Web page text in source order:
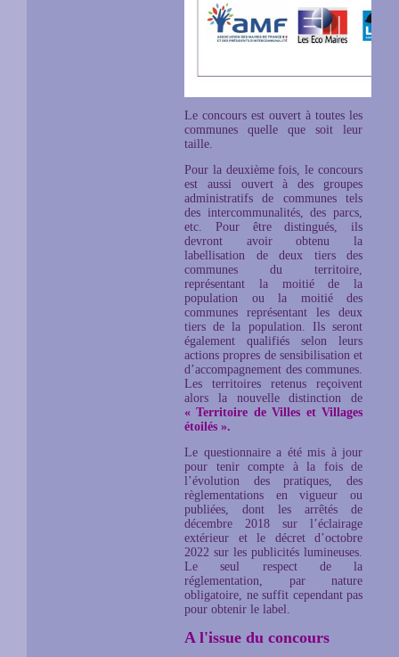
Le concours est ouvert à toutes les
communes quelle que soit leur
taille.
Pour la deuxième fois, le concours
est aussi ouvert à des groupes
administratifs de communes tels
des intercommunalités, des parcs,
etc. Pour être distingués, ils
devront avoir obtenu la
labellisation de deux tiers des
communes du territoire,
représentant la moitié de la
population ou la moitié des
communes représentant les deux
tiers de la population. Ils seront
également qualifiés selon leurs
actions propres de sensibilisation et
d’accompagnement des communes.
Les territoires retenus reçoivent
alors la nouvelle distinction de
« Territoire de Villes et Villages
étoilés ».
Le questionnaire a été mis à jour
pour tenir compte à la fois de
l’évolution des pratiques, des
règlementations en vigueur ou
publiées, dont les arrêtés de
décembre 2018 sur l’éclairage
extérieur et le décret d’octobre
2022 sur les publicités lumineuses.
Le seul respect de la
réglementation, par nature
obligatoire, ne suffit cependant pas
pour obtenir le label.
A l'issue du concours